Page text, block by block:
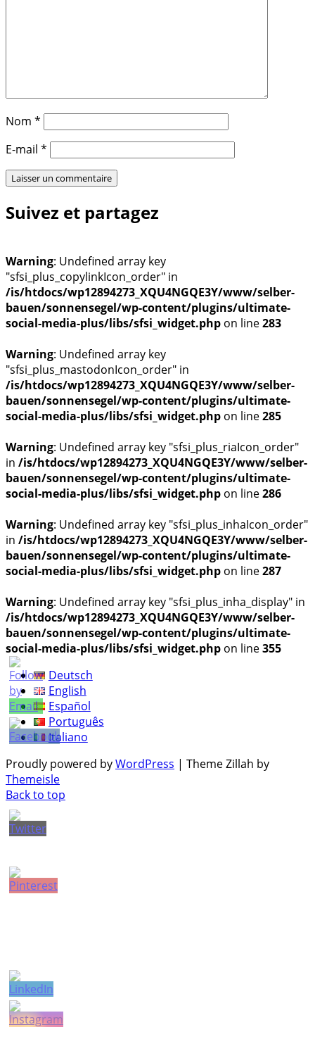
Nom *
E-mail *
Suivez et partagez
Warning: Undefined array key
"sfsi_plus_copylinkIcon_order" in
/is/htdocs/wp12894273_XQU4NGQE3Y/www/selber-
bauen/sonnensegel/wp-content/plugins/ultimate-
social-media-plus/libs/sfsi_widget.php on line283
Warning: Undefined array key
"sfsi_plus_mastodonIcon_order" in
/is/htdocs/wp12894273_XQU4NGQE3Y/www/selber-
bauen/sonnensegel/wp-content/plugins/ultimate-
social-media-plus/libs/sfsi_widget.php on line285
Warning: Undefined array key "sfsi_plus_riaIcon_order"
in /is/htdocs/wp12894273_XQU4NGQE3Y/www/selber-
bauen/sonnensegel/wp-content/plugins/ultimate-
social-media-plus/libs/sfsi_widget.php on line286
Warning: Undefined array key "sfsi_plus_inhaIcon_order"
in /is/htdocs/wp12894273_XQU4NGQE3Y/www/selber-
bauen/sonnensegel/wp-content/plugins/ultimate-
social-media-plus/libs/sfsi_widget.php on line287
Warning: Undefined array key "sfsi_plus_inha_display" in
/is/htdocs/wp12894273_XQU4NGQE3Y/www/selber-
bauen/sonnensegel/wp-content/plugins/ultimate-
social-media-plus/libs/sfsi_widget.php on line355
Deutsch
English
Español
Português
Italiano
Proudly powered byWordPress | Theme Zillah by
Themeisle
Back to top